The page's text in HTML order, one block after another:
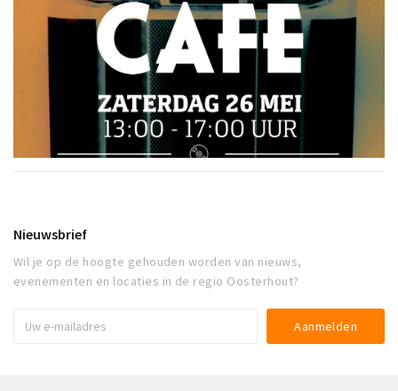
Nieuwsbrief
Wil je op de hoogte gehouden worden van nieuws,
evenementen en locaties in de regio Oosterhout?